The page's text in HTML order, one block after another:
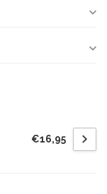
€16,95